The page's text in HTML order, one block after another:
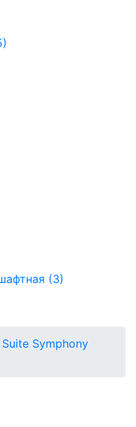
(3)
Suite Symphony